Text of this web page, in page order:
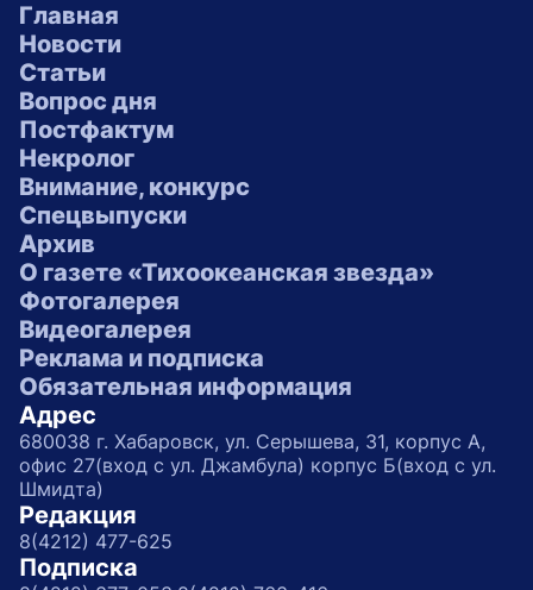
Главная
Новости
Статьи
Вопрос дня
Постфактум
Некролог
Внимание, конкурс
Спецвыпуски
Архив
О газете «Тихоокеанская звезда»
Фотогалерея
Видеогалерея
Реклама и подписка
Обязательная информация
Адрес
680038 г. Хабаровск, ул. Серышева, 31, корпус А,
офис 27(вход с ул. Джамбула) корпус Б(вход с ул.
Шмидта)
Редакция
8(4212) 477-625
Подписка